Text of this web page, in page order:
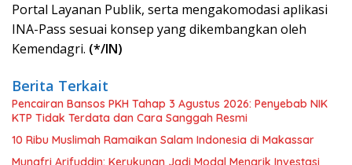
Portal Layanan Publik, serta mengakomodasi aplikasi
INA-Pass sesuai konsep yang dikembangkan oleh
Kemendagri. (*/IN)
Berita Terkait
Pencairan Bansos PKH Tahap 3 Agustus 2026: Penyebab NIK
KTP Tidak Terdata dan Cara Sanggah Resmi
10 Ribu Muslimah Ramaikan Salam Indonesia di Makassar
Munafri Arifuddin: Kerukunan Jadi Modal Menarik Investasi